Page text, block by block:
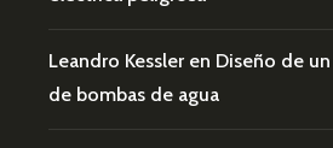
Leandro Kessler en Diseño de
de bombas de agua